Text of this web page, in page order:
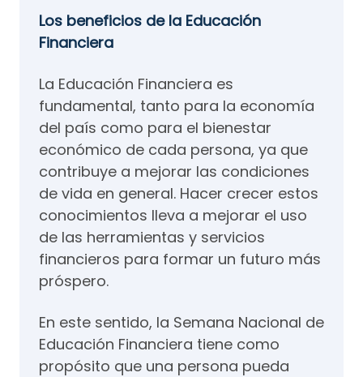
Los beneficios de la Educación
Financiera
La Educación Financiera es
fundamental, tanto para la economía
del país como para el bienestar
económico de cada persona, ya que
contribuye a mejorar las condiciones
de vida en general. Hacer crecer estos
conocimientos lleva a mejorar el uso
de las herramientas y servicios
financieros para formar un futuro más
próspero.
En este sentido, la Semana Nacional de
Educación Financiera tiene como
propósito que una persona pueda